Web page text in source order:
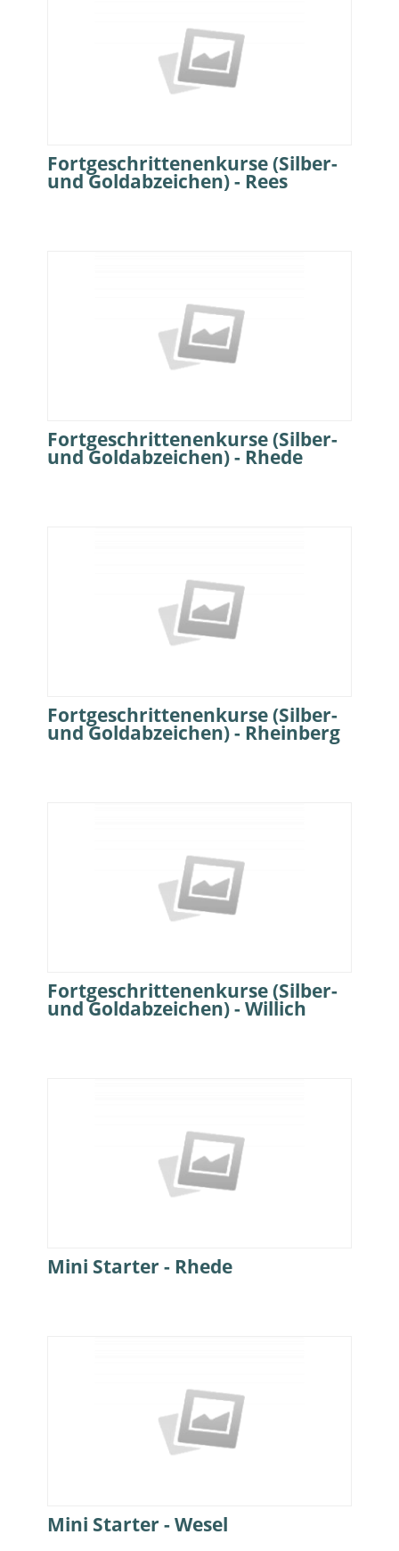
Fortgeschrittenenkurse (Silber-
und Goldabzeichen) - Rees
Fortgeschrittenenkurse (Silber-
und Goldabzeichen) - Rhede
Fortgeschrittenenkurse (Silber-
und Goldabzeichen) - Rheinberg
Fortgeschrittenenkurse (Silber-
und Goldabzeichen) - Willich
Mini Starter - Rhede
Mini Starter - Wesel